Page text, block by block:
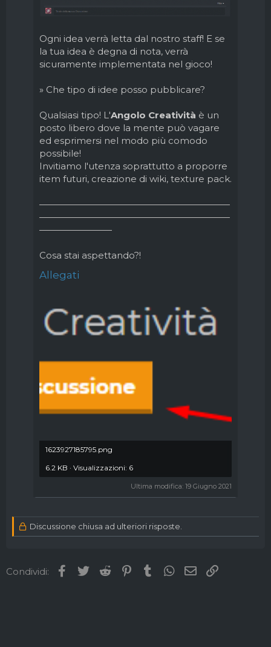
Ogni idea verrà letta dal nostro staff! E se
la tua idea è degna di nota, verrà
sicuramente implementata nel gioco!
» Che tipo di idee posso pubblicare?
Qualsiasi tipo! L'Angolo Creatività è un
posto libero dove la mente può vagare
ed esprimersi nel modo più comodo
possibile!
Invitiamo l'utenza soprattutto a proporre
item futuri, creazione di wiki, texture pack.
—————————————————————
—————————————————————
————————
Cosa stai aspettando?!
Allegati
1623927185795.png
6.2 KB · Visualizzazioni: 6
Ultima modifica: 19 Giugno 2021
Discussione chiusa ad ulteriori risposte.
Condividi: Facebook
TwitterReddit PinterestTumblrWhatsApp
Email